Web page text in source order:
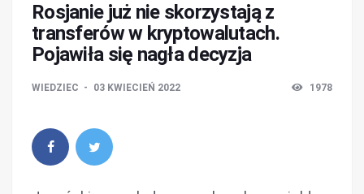
Rosjanie już nie skorzystają z
transferów w kryptowalutach.
Pojawiła się nagła decyzja
WIEDZIEC 03 KWIECIEŃ 2022 1978